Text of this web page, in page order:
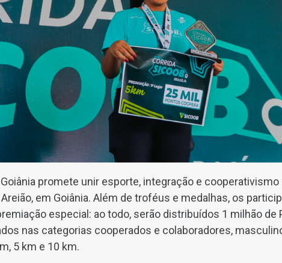
promete unir esporte, integração e cooperativismo
em Goiânia. Além de troféus e medalhas, os
especial: ao todo, serão distribuídos 1 milhão de
nas categorias cooperados e colaboradores,
5 km e 10 km.